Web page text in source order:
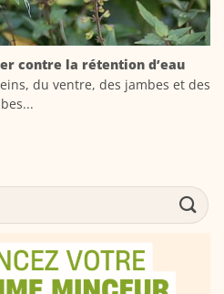
contre la rétention d’eau
du ventre, des jambes et des